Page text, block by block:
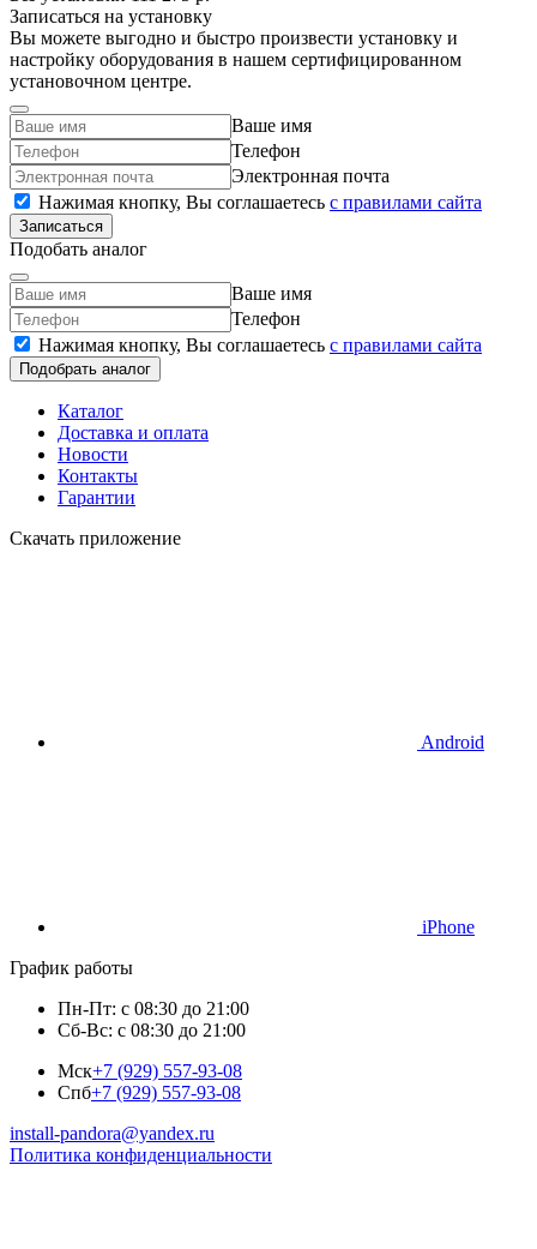
Записаться на установку
Вы можете выгодно и быстро произвести установку и
настройку оборудования в нашем сертифицированном
установочном центре.
Ваше имя
Телефон
Электронная почта
Нажимая кнопку, Вы соглашаетесь c правилами сайта
Записаться
Подобать аналог
Ваше имя
Телефон
Нажимая кнопку, Вы соглашаетесь c правилами сайта
Подобрать аналог
Каталог
Доставка и оплата
Новости
Контакты
Гарантии
Скачать приложение
Android
iPhone
График работы
Пн-Пт: с 08:30 до 21:00
Сб-Вс: с 08:30 до 21:00
Мск+7 (929) 557-93-08
Спб+7 (929) 557-93-08
install-pandora@yandex.ru
Политика конфиденциальности